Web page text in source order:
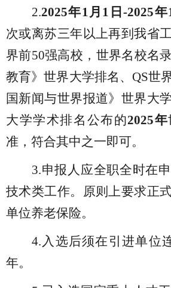
2.2025年1月1日-2025
次或离苏三年以上再到我省
界前50强高校，世界名校名
教育》世界大学排名、QS世
国新闻与世界报道》世界大
大学学术排名公布的2025年
准，符合其中之一即可。
3.申报人应全职全时在
技术类工作。原则上要求正
单位养老保险。
4.入选后须在引进单位
年。